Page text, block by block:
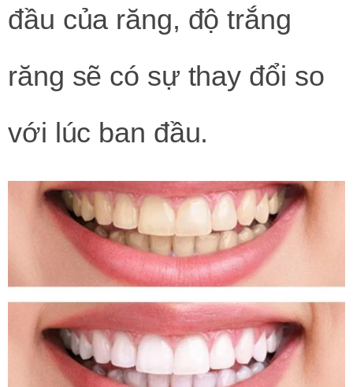
đầu của răng, độ trắng
răng sẽ có sự thay đổi so
với lúc ban đầu.